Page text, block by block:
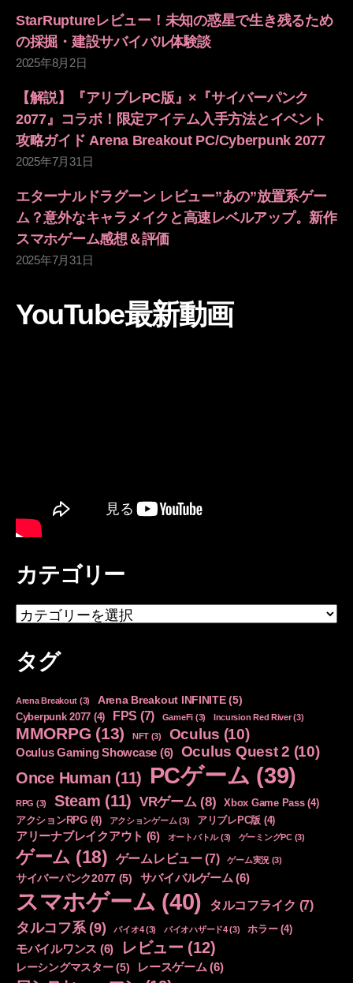
StarRuptureレビュー！未知の惑星で生き残るため
の採掘・建設サバイバル体験談
2025年8月2日
【解説】『アリブレPC版』×『サイバーパンク
2077』コラボ！限定アイテム入手方法とイベント
攻略ガイド Arena Breakout PC/Cyberpunk 2077
2025年7月31日
エターナルドラグーン レビュー”あの”放置系ゲー
ム？意外なキャラメイクと高速レベルアップ。新作
スマホゲーム感想＆評価
2025年7月31日
YouTube最新動画
カテゴリー
カ
テ
リ
タグ
Arena Breakout (3) Arena Breakout INFINITE(5)
Cyberpunk 2077 (4) FPS (7) GameFi (3) Incursion Red River(3)
MMORPG (13) NFT(3) Oculus (10)
Oculus Gaming Showcase (6) Oculus Quest 2 (10)
Once Human (11) PCゲーム (39)
RPG (3) Steam (11) VRゲーム (8) Xbox Game Pass(4)
アクションRPG(4) アクションゲーム (3) アリブレPC版 (4)
アリーナブレイクアウト (6) オートバトル(3) ゲーミングPC(3)
ゲーム (18) ゲームレビュー(7) ゲーム実況 (3)
サイバーパンク2077 (5) サバイバルゲーム (6)
スマホゲーム (40) タルコフライク (7)
タルコフ系(9) バイオ4(3) バイオハザード4(3) ホラー(4)
モバイルワンス (6) レビュー (12)
レーシングマスター(5) レースゲーム (6)